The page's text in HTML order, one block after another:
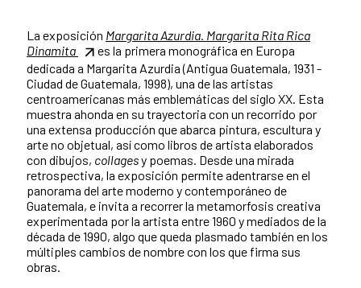
La exposición Margarita Azurdia. Margarita Rita Rica
Dinamita
es la primera monográfica en Europa
dedicada a Margarita Azurdia (Antigua Guatemala, 1931 -
Ciudad de Guatemala, 1998), una de las artistas
centroamericanas más emblemáticas del siglo XX. Esta
muestra ahonda en su trayectoria con un recorrido por
una extensa producción que abarca pintura, escultura y
arte no objetual, así como libros de artista elaborados
con dibujos, collagesy poemas. Desde una mirada
retrospectiva, la exposición permite adentrarse en el
panorama del arte moderno y contemporáneo de
Guatemala, e invita a recorrer la metamorfosis creativa
experimentada por la artista entre 1960 y mediados de la
década de 1990, algo que queda plasmado también en los
múltiples cambios de nombre con los que firma sus
obras.